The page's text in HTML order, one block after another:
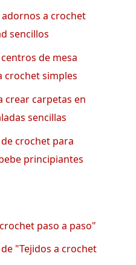
a crochet
sencillos
de mesa
crochet simples
crear carpetas en
sencillas
crochet para
principiantes
paso a paso"
"Tejidos a crochet